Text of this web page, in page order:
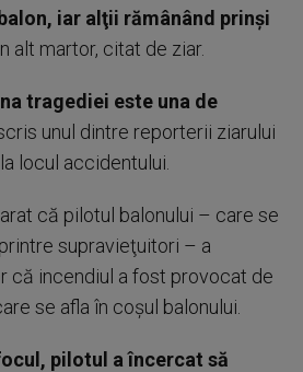
iar alţii rămânând prinşi
alt martor, citat de ziar.
tragediei este una de
unul dintre reporterii ziarului
locul accidentului.
că pilotul balonului – care se
supravieţuitori – a
că incendiul a fost provocat de
se afla în coşul balonului.
pilotul a încercat să